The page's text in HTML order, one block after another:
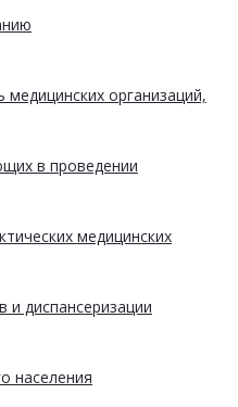
медицинских организаций,
в проведении
медицинских
и диспансеризации
населения